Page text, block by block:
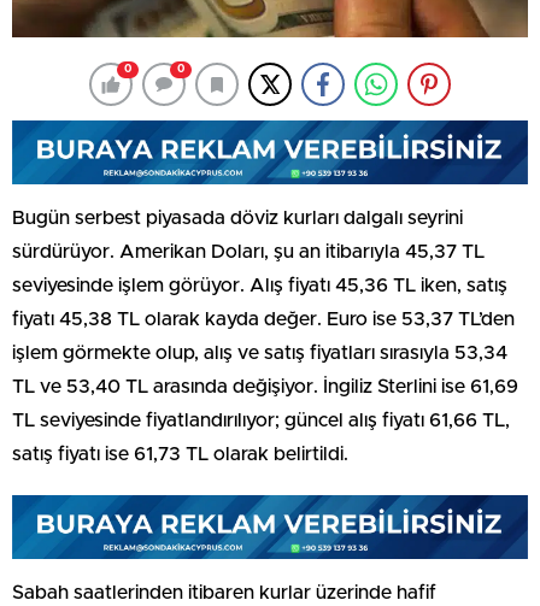
0 0
Bugün serbest piyasada döviz kurları dalgalı seyrini
sürdürüyor. Amerikan Doları, şu an itibarıyla 45,37 TL
seviyesinde işlem görüyor. Alış fiyatı 45,36 TL iken, satış
fiyatı 45,38 TL olarak kayda değer. Euro ise 53,37 TL’den
işlem görmekte olup, alış ve satış fiyatları sırasıyla 53,34
TL ve 53,40 TL arasında değişiyor. İngiliz Sterlini ise 61,69
TL seviyesinde fiyatlandırılıyor; güncel alış fiyatı 61,66 TL,
satış fiyatı ise 61,73 TL olarak belirtildi.
Sabah saatlerinden itibaren kurlar üzerinde hafif